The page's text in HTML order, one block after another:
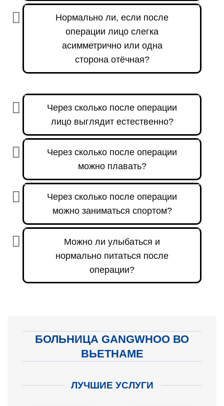
Нормально ли, если после
операции лицо слегка
асимметрично или одна
сторона отёчная?
Через сколько после операции
лицо выглядит естественно?
Через сколько после операции
можно плавать?
Через сколько после операции
можно заниматься спортом?
Можно ли улыбаться и
нормально питаться после
операции?
БОЛЬНИЦА GANGWHOO ВО
ВЬЕТНАМЕ
ЛУЧШИЕ УСЛУГИ